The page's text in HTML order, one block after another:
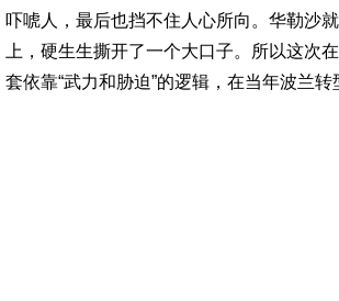
吓唬人，最后也挡不住人心所向。华勒沙
上，硬生生撕开了一个大口子。所以这次
套依靠“武力和胁迫”的逻辑，在当年波兰转